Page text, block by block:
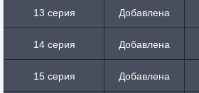
13 серия Добавлена
14 серия Добавлена
15 серия Добавлена